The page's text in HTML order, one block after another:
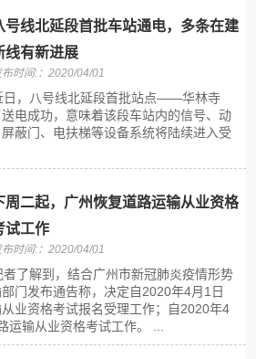
号线北延段首批车站通电，多条在建
线有新进展
时间:：2020/04/01
日，八号线北延段首批站点——华林寺
电成功，意味着该段车站内的信号、动
蔽门、电扶梯等设备系统将陆续进入受
周二起，广州恢复道路运输从业资格
试工作
时间:：2020/04/01
者了解到，结合广州市新冠肺炎疫情形势
门发布通告称，决定自2020年4月1日
业资格考试报名受理工作；自2020年4
运输从业资格考试工作。 ...